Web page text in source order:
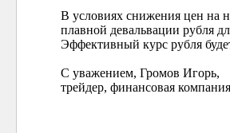
В условиях снижения цен на
плавной девальвации рубля
Эффективный курс рубля
С уважением, Громов Игорь,
трейдер, финансовая